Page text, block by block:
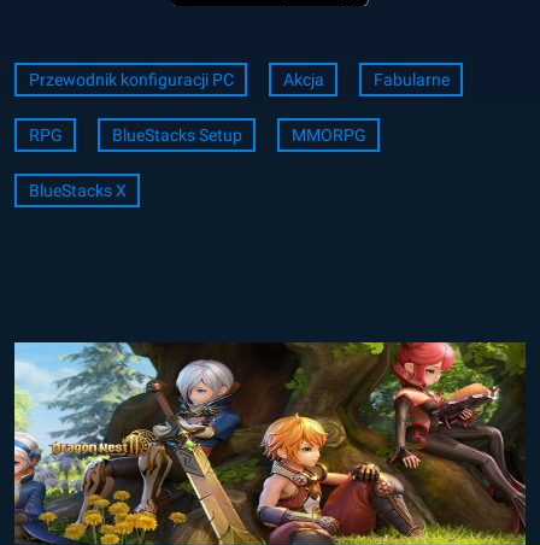
Przewodnik konfiguracji PC Akcja Fabularne
RPG BlueStacks Setup MMORPG
BlueStacks X